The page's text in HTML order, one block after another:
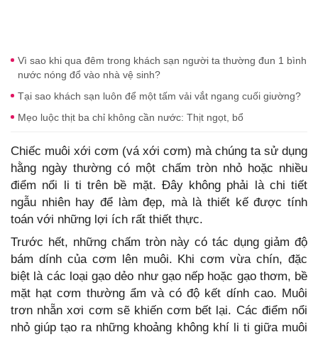
Vì sao khi qua đêm trong khách sạn người ta thường đun 1 bình
nước nóng đổ vào nhà vệ sinh?
Tại sao khách sạn luôn để một tấm vải vắt ngang cuối giường?
Mẹo luộc thịt ba chỉ không cần nước: Thịt ngọt, bổ
Chiếc muôi xới cơm (vá xới cơm) mà chúng ta sử dụng
hằng ngày thường có một chấm tròn nhỏ hoặc nhiều
điểm nổi li ti trên bề mặt. Đây không phải là chi tiết
ngẫu nhiên hay để làm đẹp, mà là thiết kế được tính
toán với những lợi ích rất thiết thực.
Trước hết, những chấm tròn này có tác dụng giảm độ
bám dính của cơm lên muôi. Khi cơm vừa chín, đặc
biệt là các loại gạo dẻo như gạo nếp hoặc gạo thơm, bề
mặt hạt cơm thường ẩm và có độ kết dính cao. Muôi
trơn nhẵn xơi cơm sẽ khiến cơm bết lại. Các điểm nổi
nhỏ giúp tạo ra những khoảng không khí li ti giữa muôi